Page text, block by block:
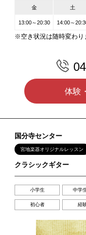
金 土
13:00～20:30 14:00～
※空き状況は随時変わり
体験
国分寺センター
宮地楽器オリジナルレッスン
クラシックギター
小学生 中学
初心者 経